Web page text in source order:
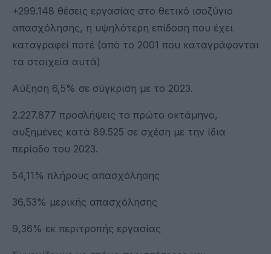
+299.148 θέσεις εργασίας στο θετικό ισοζύγιο
απασχόλησης, η υψηλότερη επίδοση που έχει
καταγραφεί ποτέ (από το 2001 που καταγράφονται
τα στοιχεία αυτά)
Αύξηση 6,5% σε σύγκριση με το 2023.
2.227.877 προσλήψεις το πρώτο οκτάμηνο,
αυξημένες κατά 89.525 σε σχέση με την ίδια
περίοδο του 2023.
54,11% πλήρους απασχόλησης
36,53% μερικής απασχόλησης
9,36% εκ περιτροπής εργασίας